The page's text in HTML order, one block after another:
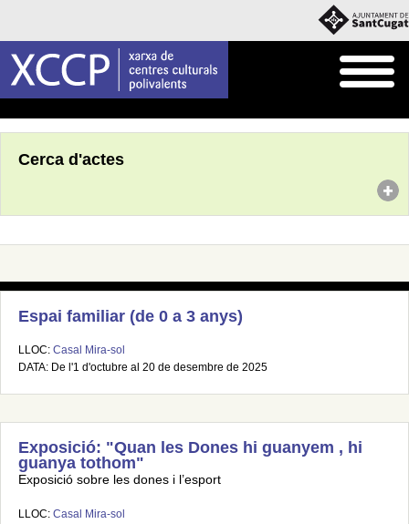
Cerca d'actes
Espai familiar (de 0 a 3 anys)
LLOC: Casal Mira-sol
DATA: De l'1 d'octubre al 20 de desembre de 2025
Exposició: "Quan les Dones hi guanyem , hi
guanya tothom"
Exposició sobre les dones i l’esport
LLOC: Casal Mira-sol